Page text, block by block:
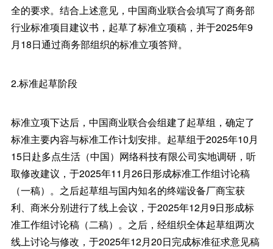
全的要求。结合上述意见，中国商业联合会填写了商务部
行业标准项目建议书，起草了标准立项稿，并于2025年9
月18日通过商务部组织的标准立项答辩。
2.标准起草阶段
标准立项下达后，中国商业联合会组建了起草组，确定了
标准主要内容与标准工作计划安排。起草组于2025年10月
15日赴多点生活（中国）网络科技有限公司实地调研，听
取修改建议，于2025年11月26日形成标准工作组讨论稿
（一稿）。之后起草组与国内知名的终端设备厂商宝获
利、商米分别进行了线上会议，于2025年12月9日形成标
准工作组讨论稿（二稿）。之后，经组织全体起草组两次
线上讨论与修改，于2025年12月20日完成标准征求意见稿